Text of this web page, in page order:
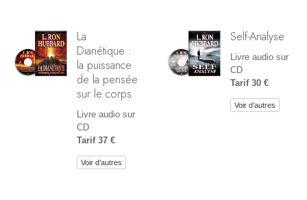
La
Dianétique :
la puissance
de la pensée
sur le corps
Livre audio sur
CD
Tarif 37 €
Voir d’autres
Self-Analyse
Livre audio sur
CD
Tarif 30 €
Voir d’autres